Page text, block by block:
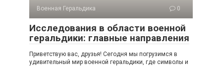
Военная Геральдика 0
Исследования в области военной
геральдики: главные направления
Приветствую вас, друзья! Сегодня мы погрузимся в
удивительный мир военной геральдики, где символы и